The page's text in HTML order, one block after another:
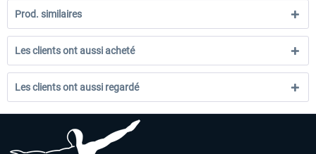
Prod. similaires
Les clients ont aussi acheté
Les clients ont aussi regardé